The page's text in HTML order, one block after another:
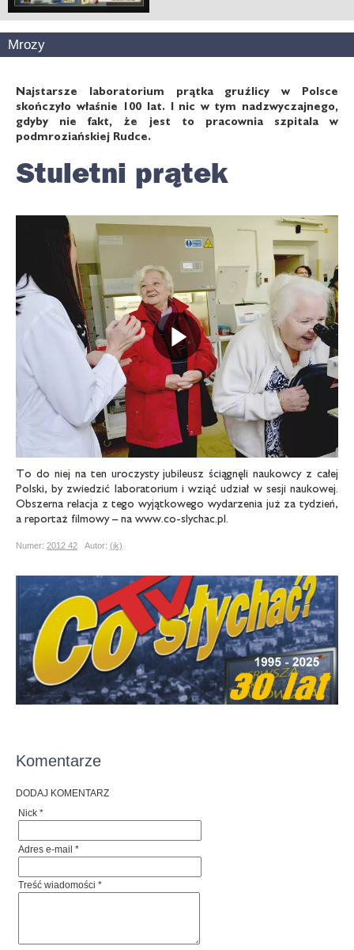
Mrozy
Najstarsze laboratorium prątka gruźlicy w Polsce
skończyło właśnie 100 lat. I nic w tym nadzwyczajnego,
gdyby nie fakt, że jest to pracownia szpitala w
podmroziańskiej Rudce.
Stuletni prątek
To do niej na ten uroczysty jubileusz ściągnęli naukowcy z całej
Polski, by zwiedzić laboratorium i wziąć udział w sesji naukowej.
Obszerna relacja z tego wyjątkowego wydarzenia już za tydzień,
a reportaż filmowy – na www.co-slychac.pl.
Numer: 2012 42 Autor: (jk)
Komentarze
DODAJ KOMENTARZ
Nick *
Adres e-mail *
Treść wiadomości *